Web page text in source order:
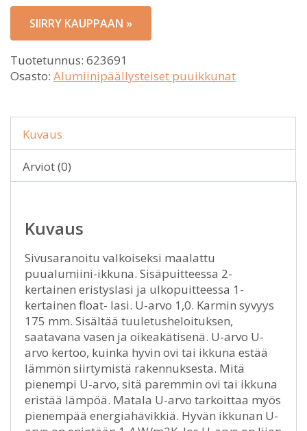
SIIRRY KAUPPAAN »
Tuotetunnus: 623691
Osasto: Alumiinipäällysteiset puuikkunat
Kuvaus
Arviot (0)
Kuvaus
Sivusaranoitu valkoiseksi maalattu
puualumiini-ikkuna. Sisäpuitteessa 2-
kertainen eristyslasi ja ulkopuitteessa 1-
kertainen float- lasi. U-arvo 1,0. Karmin syvyys
175 mm. Sisältää tuuletusheloituksen,
saatavana vasen ja oikeakätisenä. U-arvo U-
arvo kertoo, kuinka hyvin ovi tai ikkuna estää
lämmön siirtymistä rakennuksesta. Mitä
pienempi U-arvo, sitä paremmin ovi tai ikkuna
eristää lämpöä. Matala U-arvo tarkoittaa myös
pienempää energiahävikkiä. Hyvän ikkunan U-